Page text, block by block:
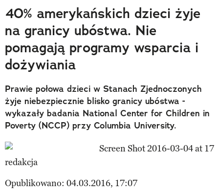
Trendbook Podróżniczy
Polecane
40% amerykańskich dzieci żyje
na granicy ubóstwa. Nie
pomagają programy wsparcia i
dożywiania
Prawie połowa dzieci w Stanach Zjednoczonych
żyje niebezpiecznie blisko granicy ubóstwa -
wykazały badania National Center for Children in
Poverty (NCCP) przy Columbia University.
redakcja
Opublikowano: 04.03.2016, 17:07